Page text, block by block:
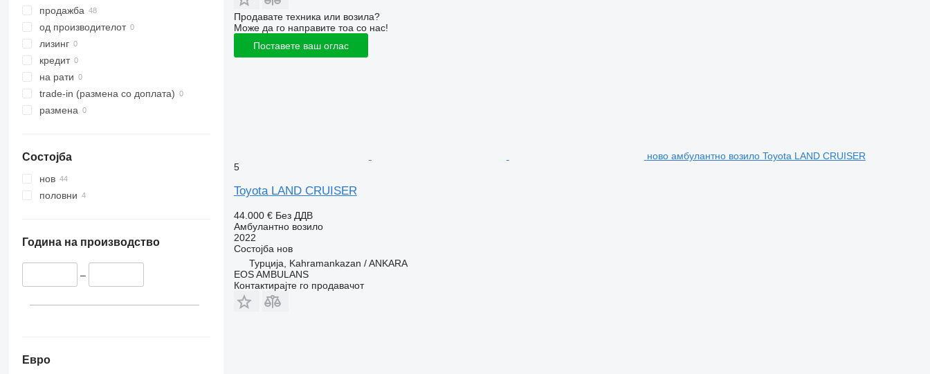
продажба
од производителот
лизинг
кредит
на рати
trade-in (размена со доплата)
размена
Состојба
нов
половни
Година на производство
–
Евро
Продавате техника или возила?
Може да го направите тоа со нас!
Поставете ваш оглас
ново амбулантно возило Toyota LAND CRUISER
5
Toyota LAND CRUISER
44.000 € Без ДДВ
Амбулантно возило
2022
Состојба нов
Турција, Kahramankazan / ANKARA
EOS AMBULANS
Контактирајте го продавачот